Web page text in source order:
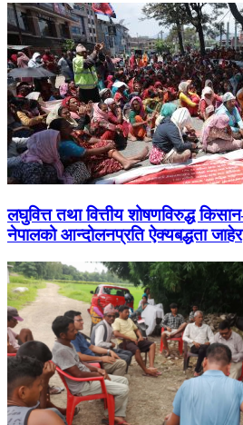
लघुवित्त तथा वित्तीय शोषणविरुद्ध
नेपालको आन्दोलनप्रति ऐक्यबद्धता जाहेर